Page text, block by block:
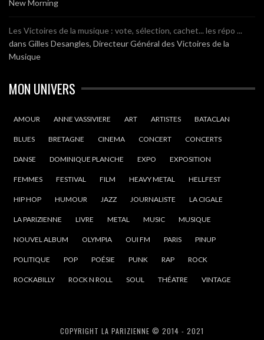
New Morning
Les Victoires de la musique : vote, sélection, cachet... les répo ...
dans Gilles Desangles, Directeur Général des Victoires de la
Musique
MON UNIVERS
AMOUR ANNE VASSIVIERE ART ARTISTES BATACLAN
BLUES BRETAGNE CINEMA CONCERT CONCERTS
DANSE DOMINIQUE PLANCHE EXPO EXPOSITION
FEMMES FESTIVAL FILM HEAVY METAL HELLFEST
HIP HOP HUMOUR JAZZ JOURNALISTE LA CIGALE
LA PARIZIENNE LIVRE METAL MUSIC MUSIQUE
NOUVEL ALBUM OLYMPIA OUI FM PARIS PINUP
POLITIQUE POP POÉSIE PUNK RAP ROCK
ROCKABILLY ROCK N ROLL SOUL THÉATRE VINTAGE
COPYRIGHT LA PARIZIENNE © 2014 - 2021